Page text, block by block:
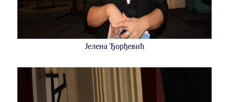
Јелена Ђорђевић